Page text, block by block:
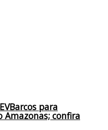
para
confira